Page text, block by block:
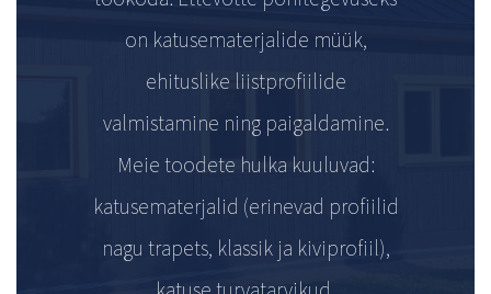
on katusematerjalide müük,
ehituslike liistprofiilide
valmistamine ning paigaldamine.
Meie toodete hulka kuuluvad:
katusematerjalid (erinevad profiilid
nagu trapets, klassik ja kiviprofiil),